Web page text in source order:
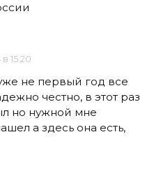
15:20
не первый год все
честно, в этот раз
но нужной мне
а здесь она есть,